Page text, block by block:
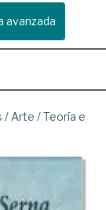
avanzada
/ Arte /Teoría e